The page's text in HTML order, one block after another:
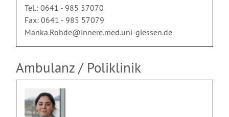
Tel.: 0641 - 985 57070
Fax: 0641 - 985 57079
Manka.Rohde@innere.med.uni-giessen.de
Ambulanz / Poliklinik